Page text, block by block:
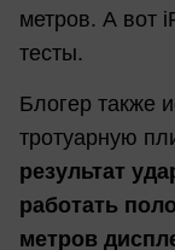
метров. А вот
тесты.
Блогер также
тротуарную
результат
работать
метров